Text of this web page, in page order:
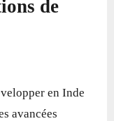
de
en Inde
avancées